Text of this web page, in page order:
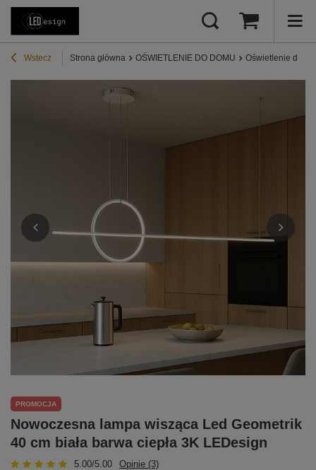
Wstecz Strona główna OŚWIETLENIE DO DOMU Oświetlenie do
PROMOCJA
Nowoczesna lampa wisząca Led Geometrik
40 cm biała barwa ciepła 3K LEDesign
5.00/5.00 Opinie (3)